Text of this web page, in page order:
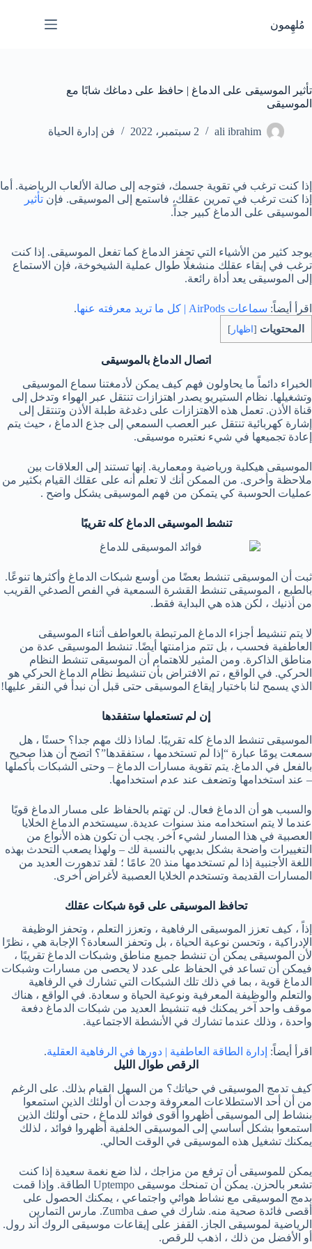
إلى
المحتوى
مُلهِمون
تأثير الموسيقى على الدماغ | حافظ على دماغك شابًا مع
الموسيقى
ali ibrahim 2 سبتمبر، 2022 فن إدارة الحياة
إذا كنت ترغب في تقوية جسمك، فتوجه إلى صالة الألعاب الرياضية. أما
إذا كنت ترغب في تمرين عقلك، فاستمع إلى الموسيقى. فإن تأثير
الموسيقى على الدماغ كبير جداً.
يوجد كثير من الأشياء التي تحفز الدماغ كما تفعل الموسيقى. إذا كنت
ترغب في إبقاء عقلك منشغلًا طوال عملية الشيخوخة، فإن الاستماع
إلى الموسيقى يعد أداة رائعة.
اقرأ أيضاً: سماعات AirPods | كل ما تريد معرفته عنها
.
المحتويات [ اظهار ]
اتصال الدماغ بالموسيقى
الخبراء دائماً ما يحاولون فهم كيف يمكن لأدمغتنا سماع الموسيقى
وتشغيلها. نظام الستيريو يصدر اهتزازات تنتقل عبر الهواء وتدخل إلى
قناة الأذن. تعمل هذه الاهتزازات على دغدغة طبلة الأذن وتنتقل إلى
إشارة كهربائية تنتقل عبر العصب السمعي إلى جذع الدماغ ، حيث يتم
إعادة تجميعها في شيء نعتبره موسيقى.
الموسيقى هيكلية ورياضية ومعمارية. إنها تستند إلى العلاقات بين
ملاحظة وأخرى. من الممكن أنك لا تعلم أنه على عقلك القيام بكثير من
عمليات الحوسبة كي يتمكن من فهم الموسيقى يشكل واضح .
تنشط الموسيقى الدماغ كله تقريبًا
ثبت أن الموسيقى تنشط بعضًا من أوسع شبكات الدماغ وأكثرها تنوعًا.
بالطبع ، ‏الموسيقى تنشط القشرة السمعية في الفص الصدغي القريب
من أذنيك ، لكن هذه هي ‏البداية فقط.
لا يتم تنشيط أجزاء الدماغ المرتبطة بالعواطف أثناء الموسيقى
العاطفية ‏فحسب ، بل تتم مزامنتها أيضًا. تنشط الموسيقى عدة من
مناطق ‏الذاكرة. ومن المثير للاهتمام أن الموسيقى تنشط النظام
الحركي. في الواقع ، تم الافتراض ‏بأن تنشيط نظام الدماغ الحركي هو
الذي يسمح لنا باختيار إيقاع الموسيقى حتى قبل أن ‏نبدأ في النقر عليها!‏
إن لم تستعملها ستفقدها
الموسيقى تنشط الدماغ كله تقريبًا. لماذا ذلك مهم جدا؟ حسنًا ، هل
سمعت يومًا عبارة “إذا لم تستخدمها ، ستفقدها”؟ اتضح أن هذا صحيح
بالفعل في الدماغ. يتم تقوية مسارات الدماغ – وحتى الشبكات بأكملها
– عند استخدامها وتضعف عند عدم استخدامها.
والسبب هو أن الدماغ فعال. لن تهتم بالحفاظ على مسار الدماغ قويًا
عندما لا يتم استخدامه منذ سنوات عديدة. سيستخدم الدماغ الخلايا
العصبية في هذا المسار لشيء آخر. يجب أن تكون هذه الأنواع من
التغييرات واضحة بشكل بديهي بالنسبة لك – ولهذا يصعب التحدث بهذه
اللغة الأجنبية إذا لم تستخدمها منذ 20 عامًا ؛ لقد تدهورت العديد من
المسارات القديمة وتستخدم الخلايا العصبية لأغراض أخرى.
تحافظ الموسيقى على قوة شبكات عقلك
إذاً ، كيف تعزز الموسيقى الرفاهية ، وتعزز التعلم ، وتحفز الوظيفة
الإدراكية ، وتحسن نوعية الحياة ، بل وتحفز السعادة؟ الإجابة هي ، نظرًا
لأن الموسيقى يمكن أن تنشط جميع مناطق وشبكات الدماغ تقريبًا ،
فيمكن أن تساعد في الحفاظ على عدد لا يحصى من مسارات وشبكات
الدماغ قوية ، بما في ذلك تلك الشبكات التي تشارك في الرفاهية
والتعلم والوظيفة المعرفية ونوعية الحياة و سعادة. في الواقع ، هناك
موقف واحد آخر يمكنك فيه تنشيط العديد من شبكات الدماغ دفعة
واحدة ، وذلك عندما تشارك في الأنشطة الاجتماعية.
اقرأ أيضاً: إدارة الطاقة العاطفية | دورها في الرفاهية العقلية.
الرقص طوال الليل
كيف تدمج الموسيقى في حياتك؟ من السهل القيام بذلك. على الرغم
من أن أحد الاستطلاعات المعروفة وجدت أن أولئك الذين استمعوا
بنشاط إلى الموسيقى أظهروا أقوى فوائد للدماغ ، حتى أولئك الذين
استمعوا بشكل أساسي إلى الموسيقى الخلفية أظهروا فوائد ، لذلك
يمكنك تشغيل هذه الموسيقى في الوقت الحالي.
يمكن للموسيقى أن ترفع من مزاجك ، لذا ضع نغمة سعيدة إذا كنت
تشعر بالحزن. يمكن أن تمنحك موسيقى Uptempo الطاقة. وإذا قمت
بدمج الموسيقى مع نشاط هوائي واجتماعي ، يمكنك الحصول على
أقصى فائدة صحية منه. شارك في صف Zumba. مارس التمارين
الرياضية لموسيقى الجاز. القفز على إيقاعات موسيقى الروك أند رول.
أو الأفضل من ذلك ، اذهب للرقص.